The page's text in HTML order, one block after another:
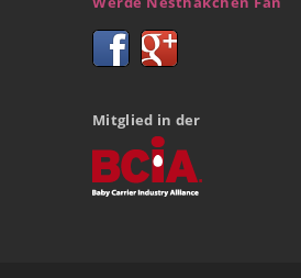
Mitglied in der